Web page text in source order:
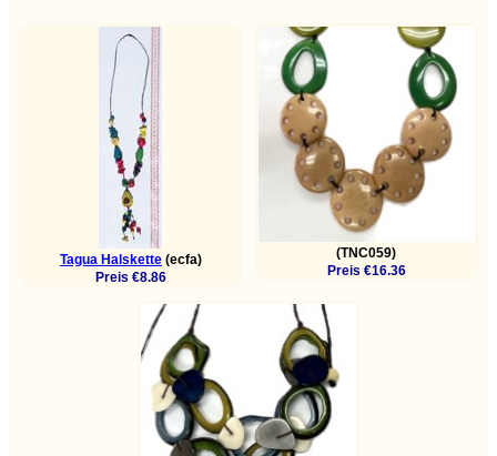
Tagua Halskette(ecfa)
Preis €8.86
(TNC059)
Preis €16.36